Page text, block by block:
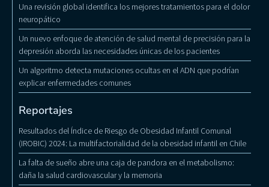
Una revisión global identifica los mejores tratamientos para el dolor
neuropático
Un nuevo enfoque de atención de salud mental de precisión para la
depresión aborda las necesidades únicas de los pacientes
Un algoritmo detecta mutaciones ocultas en el ADN que podrían
explicar enfermedades comunes
Reportajes
Resultados del Índice de Riesgo de Obesidad Infantil Comunal
(IROBIC) 2024: La multifactorialidad de la obesidad infantil en Chile
La falta de sueño abre una caja de pandora en el metabolismo:
daña la salud cardiovascular y la memoria